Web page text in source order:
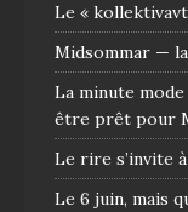
Le «
Midsommar —
La minute
être prêt pour
Le rire s’invite
Le 6 juin, mais